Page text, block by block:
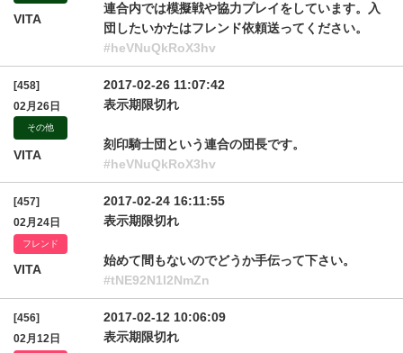
VITA
連合内では模擬戦や協力プレイをしています。入
団したいかたはフレンド依頼送ってください。
#heVNuQkRoX3hv
[458]
02月26日
その他
VITA
2017-02-26 11:07:42
表示期限切れ
刻印騎士団という連合の団長です。
#heVNuQkRoX3hv
[457]
02月24日
フレンド
VITA
2017-02-24 16:11:55
表示期限切れ
始めて間もないのでどうか手伝って下さい。
#tNE92N1I2NmZn
[456]
02月12日
2017-02-12 10:06:09
表示期限切れ